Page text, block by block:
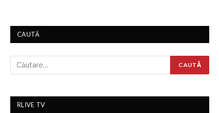
CAUTĂ
RLIVE TV